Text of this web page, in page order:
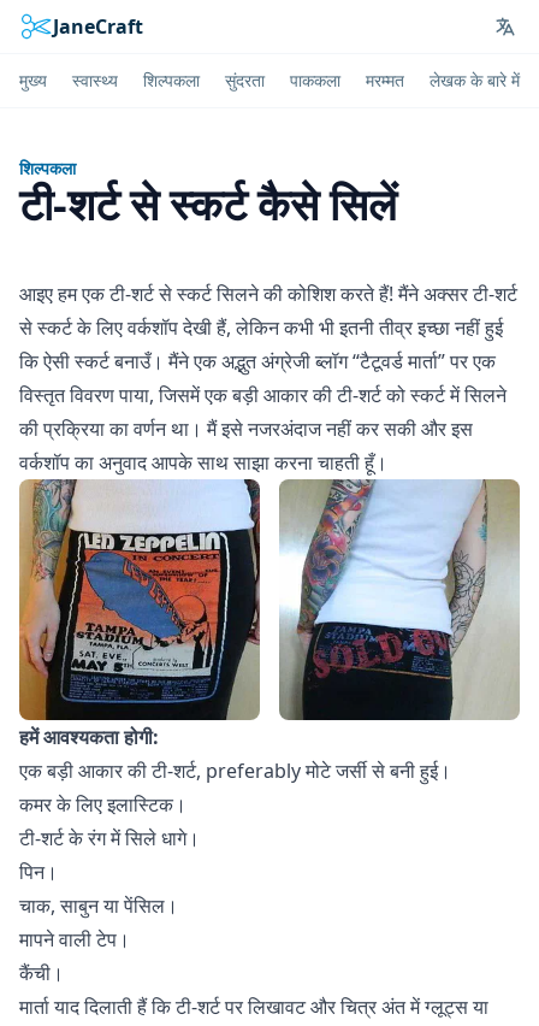
JaneCraft
मुख्य स्वास्थ्य शिल्पकला सुंदरता पाककला मरम्मत लेखक के बारे में
शिल्पकला
टी-शर्ट से स्कर्ट कैसे सिलें
आइए हम एक टी-शर्ट से स्कर्ट सिलने की कोशिश करते हैं! मैंने अक्सर टी-शर्ट
से स्कर्ट के लिए वर्कशॉप देखी हैं, लेकिन कभी भी इतनी तीव्र इच्छा नहीं हुई
कि ऐसी स्कर्ट बनाउँ। मैंने एक अद्भुत अंग्रेजी ब्लॉग “टैटूवर्ड मार्ता” पर एक
विस्तृत विवरण पाया, जिसमें एक बड़ी आकार की टी-शर्ट को स्कर्ट में सिलने
की प्रक्रिया का वर्णन था। मैं इसे नजरअंदाज नहीं कर सकी और इस
वर्कशॉप का अनुवाद आपके साथ साझा करना चाहती हूँ।
हमें आवश्यकता होगी:
एक बड़ी आकार की टी-शर्ट, preferably मोटे जर्सी से बनी हुई।
कमर के लिए इलास्टिक।
टी-शर्ट के रंग में सिले धागे।
पिन।
चाक, साबुन या पेंसिल।
मापने वाली टेप।
कैंची।
मार्ता याद दिलाती हैं कि टी-शर्ट पर लिखावट और चित्र अंत में ग्लूट्स या